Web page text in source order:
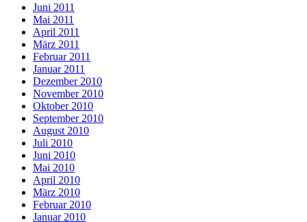
Juni 2011
Mai 2011
April 2011
März 2011
Februar 2011
Januar 2011
Dezember 2010
November 2010
Oktober 2010
September 2010
August 2010
Juli 2010
Juni 2010
Mai 2010
April 2010
März 2010
Februar 2010
Januar 2010